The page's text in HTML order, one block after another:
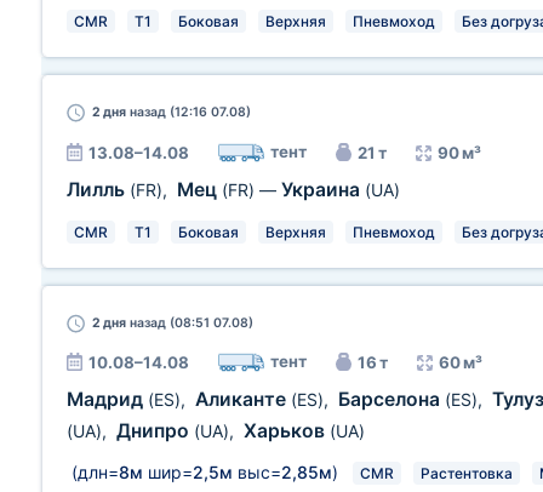
CMR T1 Боковая Верхняя Пневмоход Без
2 дня назад (12:16 07.08)
13.08–14.08 тент 21 т 90 м³
Лилль (FR), Мец (FR) — Украина (UA)
CMR T1 Боковая Верхняя Пневмоход Без
2 дня назад (08:51 07.08)
10.08–14.08 тент 16 т 60 м³
Мадрид (ES), Аликанте (ES), Барселона (ES),
(UA), Днипро (UA), Харьков (UA)
(длн=8м шир=2,5м выс=2,85м) CMR Растентовка